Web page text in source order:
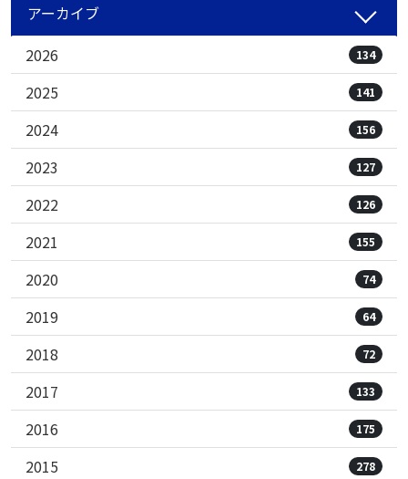
アーカイブ
2026
134
2025 141
2024 156
2023 127
2022 126
2021 155
2020 74
2019 64
2018 72
2017 133
2016 175
2015 278